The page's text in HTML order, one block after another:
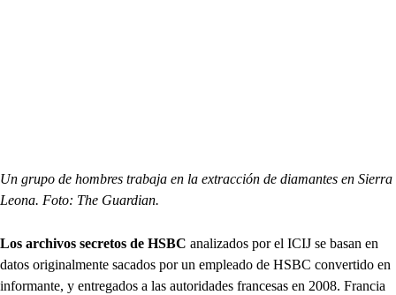
Un grupo de hombres trabaja en la extracción de diamantes en Sierra
Leona. Foto: The Guardian.
Los archivos secretos de HSBC analizados por el ICIJ se basan en
datos originalmente sacados por un empleado de HSBC convertido en
informante, y entregados a las autoridades francesas en 2008. Francia